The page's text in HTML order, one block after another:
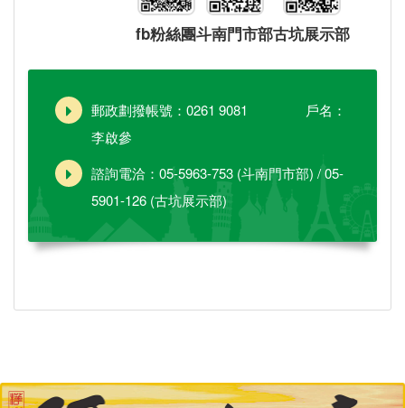
fb粉絲團斗南門市部古坑展示部
郵政劃撥帳號：0261 9081 戶名：
李啟參
諮詢電洽：05-5963-753 (斗南門市部) / 05-
5901-126 (古坑展示部)